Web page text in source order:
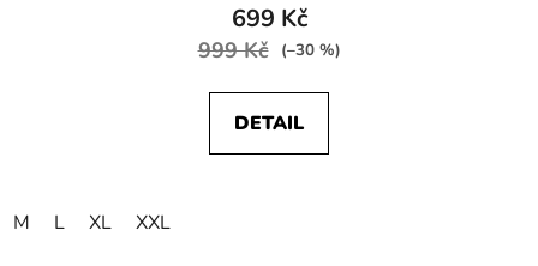
699 Kč
999 Kč (–30 %)
DETAIL
M L XL XXL